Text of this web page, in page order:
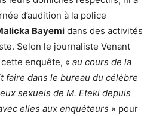
d’audition à la police
Bayemi dans des activités
Selon le journaliste Venant
enquête, « au cours de la
faire dans le bureau du célèbre
sexuels de M. Eteki depuis
elles aux enquêteurs » pour